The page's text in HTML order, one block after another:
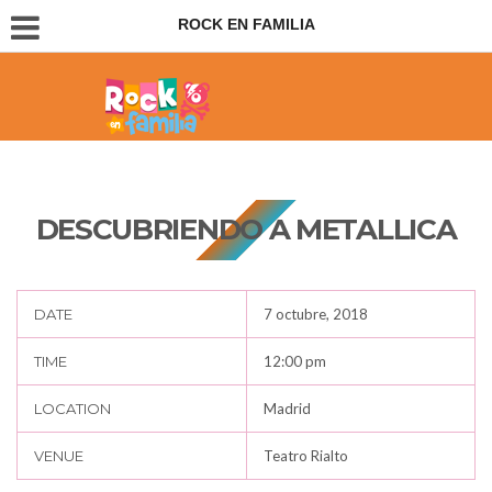
ROCK EN FAMILIA
Conciertos para padres e hijos
DESCUBRIENDO A METALLICA
DATE 7 octubre, 2018
TIME 12:00 pm
LOCATION Madrid
VENUE Teatro Rialto